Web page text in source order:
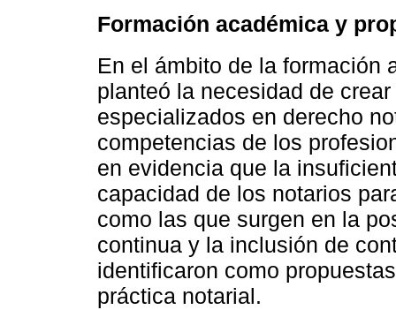
Formación académica y
En el ámbito de la formación
planteó la necesidad de
especializados en derecho
competencias de los
en evidencia que la
capacidad de los notarios
como las que surgen en la
continua y la inclusión de
identificaron como
práctica notarial.